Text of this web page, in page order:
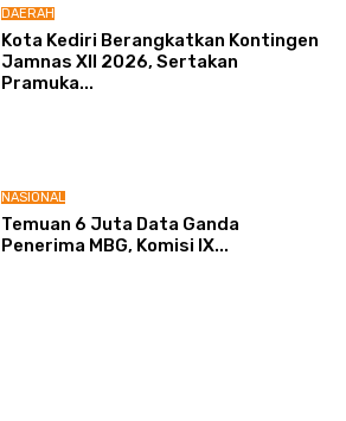
DAERAH
Kota Kediri Berangkatkan Kontingen
Jamnas XII 2026, Sertakan
Pramuka...
NASIONAL
Temuan 6 Juta Data Ganda
Penerima MBG, Komisi IX...